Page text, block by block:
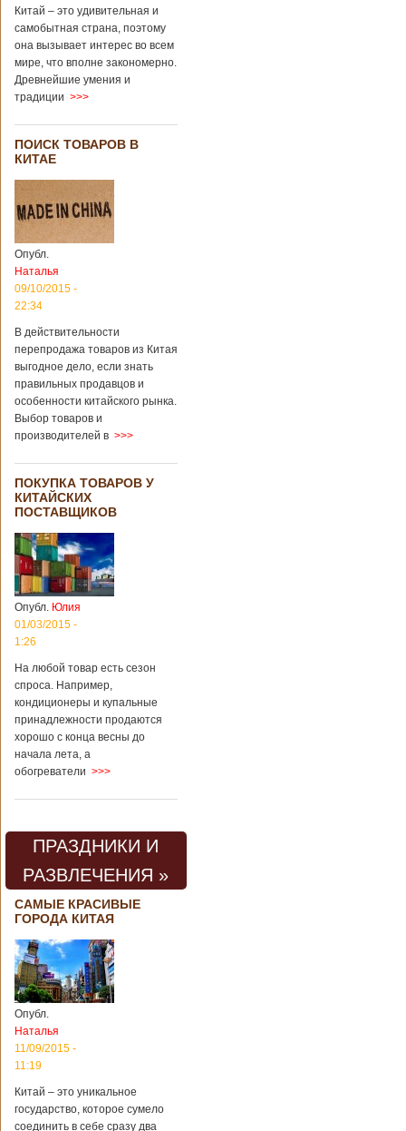
Китай – это удивительная и
самобытная страна, поэтому
она вызывает интерес во всем
мире, что вполне закономерно.
Древнейшие умения и
традиции >>>
ПОИСК ТОВАРОВ В
КИТАЕ
Опубл.
Наталья
09/10/2015 -
22:34
В действительности
перепродажа товаров из Китая
выгодное дело, если знать
правильных продавцов и
особенности китайского рынка.
Выбор товаров и
производителей в >>>
ПОКУПКА ТОВАРОВ У
КИТАЙСКИХ
ПОСТАВЩИКОВ
Опубл. Юлия
01/03/2015 -
1:26
На любой товар есть сезон
спроса. Например,
кондиционеры и купальные
принадлежности продаются
хорошо с конца весны до
начала лета, а
обогреватели >>>
ПРАЗДНИКИ И
РАЗВЛЕЧЕНИЯ »
САМЫЕ КРАСИВЫЕ
ГОРОДА КИТАЯ
Опубл.
Наталья
11/09/2015 -
11:19
Китай – это уникальное
государство, которое сумело
соединить в себе сразу два